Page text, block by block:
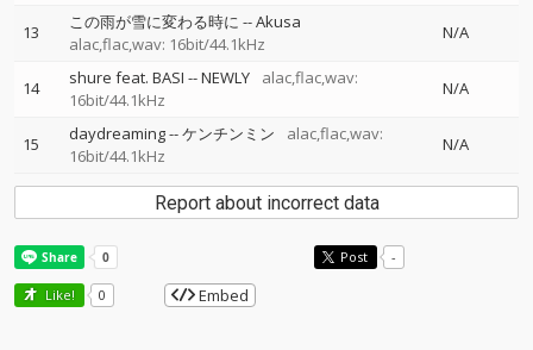
13 この雨が雪に変わる時に --Akusa
alac,flac,wav: 16bit/44.1kHz
N/A
14 shure feat. BASI --NEWLY
alac,flac,wav:
16bit/44.1kHz
N/A
15 daydreaming--ケンチンミン
alac,flac,wav:
16bit/44.1kHz
N/A
Report about incorrect data
Post -
Like! 0 Embed